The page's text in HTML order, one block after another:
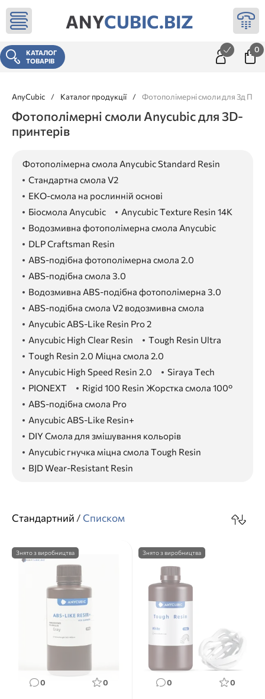
ANYCUBIC.BIZ
КАТАЛОГ
ТОВАРІВ
0
AnyCubic / Каталог продукції / Фотополімерні смоли для 3д
Фотополімерні смоли Anycubic для 3D-
принтерів
Фотополімерна смола Anycubic Standard Resin
Стандартна смола V2
ЕКО-смола на рослинній основі
Біосмола Anycubic
Anycubic Texture Resin 14K
Водозмивна фотополімерна смола Anycubic
DLP Craftsman Resin
ABS-подібна фотополімерна смола 2.0
ABS-подібна смола 3.0
Водозмивна ABS-подібна фотополімерна 3.0
ABS-подібна смола V2 водозмивна смола
Anycubic ABS-Like Resin Pro 2
Anycubic High Clear Resin
Tough Resin Ultra
Tough Resin 2.0 Міцна смола 2.0
Anycubic High Speed Resin 2.0
Siraya Tech
PIONEXT
Rigid 100 Resin Жорстка смола 100°
ABS-подібна смола Pro
Anycubic ABS-Like Resin+
DIY Смола для змішування кольорів
Anycubic гнучка міцна смола Tough Resin
BJD Wear-Resistant Resin
Стандартний / Cписком
Знято з виробництва
0 0
Знято з виробництва
0 0